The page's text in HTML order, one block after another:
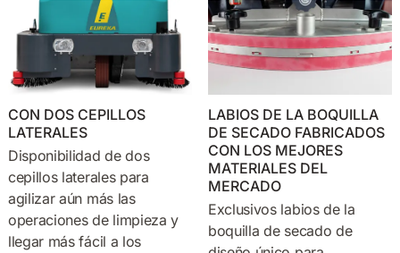
CON DOS CEPILLOS
LATERALES
Disponibilidad de dos
cepillos laterales para
agilizar aún más las
operaciones de limpieza y
llegar más fácil a los
LABIOS DE LA BOQUILLA
DE SECADO FABRICADOS
CON LOS MEJORES
MATERIALES DEL
MERCADO
Exclusivos labios de la
boquilla de secado de